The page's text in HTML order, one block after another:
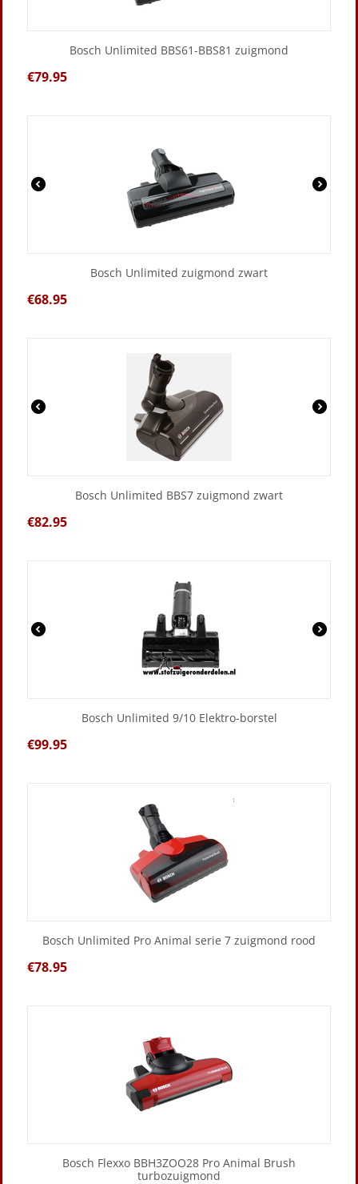
Bosch Unlimited BBS61-BBS81 zuigmond
€79.95
Bosch Unlimited zuigmond zwart
€68.95
Bosch Unlimited BBS7 zuigmond zwart
€82.95
Bosch Unlimited 9/10 Elektro-borstel
€99.95
Bosch Unlimited Pro Animal serie 7 zuigmond rood
€78.95
Bosch Flexxo BBH3ZOO28 Pro Animal Brush
turbozuigmond